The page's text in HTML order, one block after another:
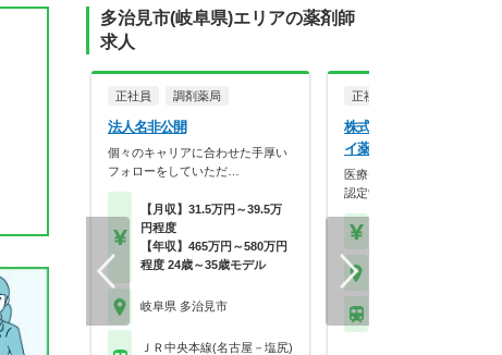
多治見市(岐阜県)エリアの薬剤師
求人
正社員 調剤薬局
法人名非公開
個々のキャリアに合わせた手厚い
フォローをしていただ…
【月収】31.5万円～39.5万
円程度
【年収】465万円～580万円
程度 24歳～35歳モデル
岐阜県 多治見市
ＪＲ中央本線(名古屋－塩尻)
正社員
株式会社アイセイ薬局
イ薬局 滝呂店
医療モール型を全国展開！研
認定制度が整い、年間…